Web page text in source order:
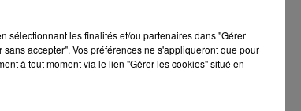
sélectionnant les finalités et/ou partenaires dans "Gérer
accepter". Vos préférences ne s'appliqueront que pour
à tout moment via le lien "Gérer les cookies" situé en